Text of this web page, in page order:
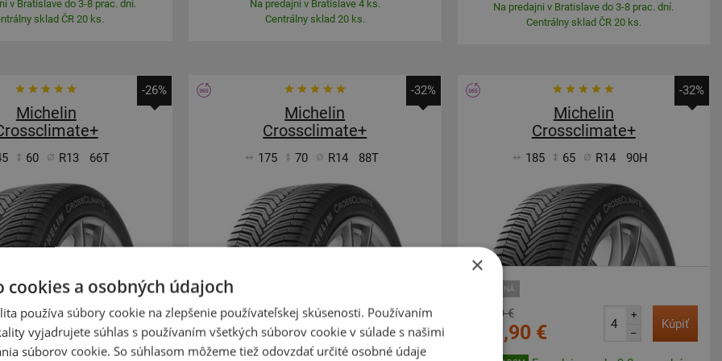
v Bratislave do 3-8 prac. dní.
sklad ČR 20 ks.
Na predajni v Bratislave 4 ks.
Centrálny sklad 20 ks.
Na predajni v Bratislave do 3-8 prac. dní.
Centrálny sklad ČR 20 ks.
-26%
Michelin
60 R13 66T
+
–
-32%
Michelin
Crossclimate+
175 70 R14 88T
ZOSÍLENÁ
158,67 €
107,40 €
+
–
-32%
Michelin
Crossclimate+
185 65 R14 90H
ZOSÍLENÁ
159,29 €
107,90 €
+
–
Kúpiť
×
cookies a osobných údajoch
používa súbory cookie na zlepšenie používateľskej skúsenosti. Používaním
vyjadrujete súhlas s používaním všetkých súborov cookie v súlade s našimi
súborov cookie. So súhlasom môžeme tiež odovzdať určité osobné údaje